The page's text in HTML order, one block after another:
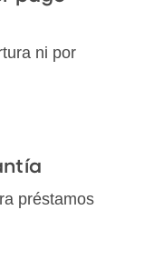
ni por
préstamos